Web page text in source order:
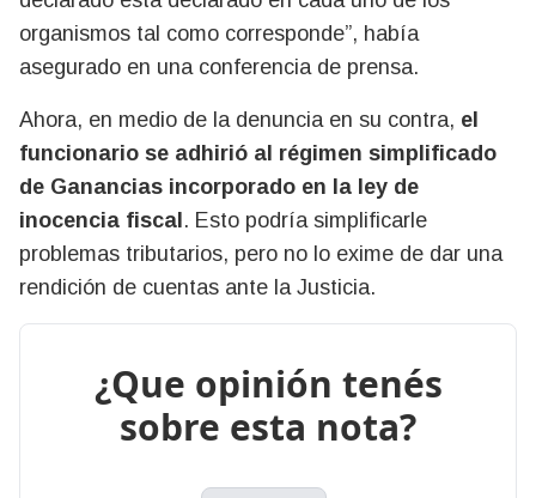
organismos tal como corresponde”, había
asegurado en una conferencia de prensa.
Ahora, en medio de la denuncia en su contra, el
funcionario se adhirió al régimen simplificado
de Ganancias incorporado en la ley de
inocencia fiscal. Esto podría simplificarle
problemas tributarios, pero no lo exime de dar una
rendición de cuentas ante la Justicia.
¿Que opinión tenés
sobre esta nota?